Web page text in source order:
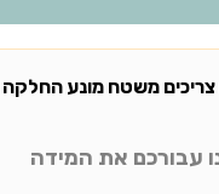
צריכים משטח מונע החלקה
עבורכם את המידה